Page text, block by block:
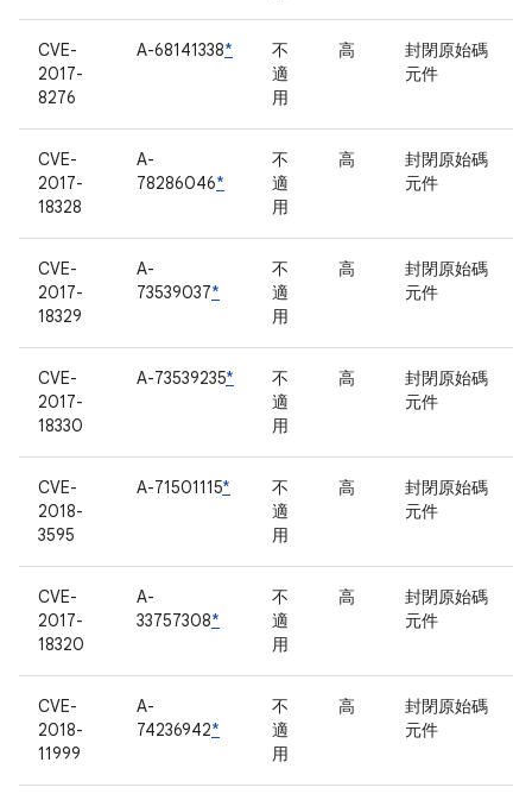
CVE-
2017-
8276
A-68141338*
不
適
用
高
封閉原始碼
元件
CVE-
2017-
18328
A-
78286046*
不
適
用
高
封閉原始碼
元件
CVE-
2017-
18329
A-
73539037*
不
適
用
高
封閉原始碼
元件
CVE-
2017-
18330
A-73539235*
不
適
用
高
封閉原始碼
元件
CVE-
2018-
3595
A-71501115*
不
適
用
高
封閉原始碼
元件
CVE-
2017-
18320
A-
33757308*
不
適
用
高
封閉原始碼
元件
CVE-
2018-
11999
A-
74236942*
不
適
用
高
封閉原始碼
元件